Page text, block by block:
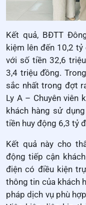
Kết quả, BĐTT
kiệm lên đến 10,2
với số tiền 32,6
3,4 triệu đồng.
sắc nhất trong đợt
Ly A – Chuyên viên
khách hàng sử
tiền huy động 6,3 tỷ
Kết quả này cho
động tiếp cận
điện có điều kiện
thông tin của khách
pháp dịch vụ phù